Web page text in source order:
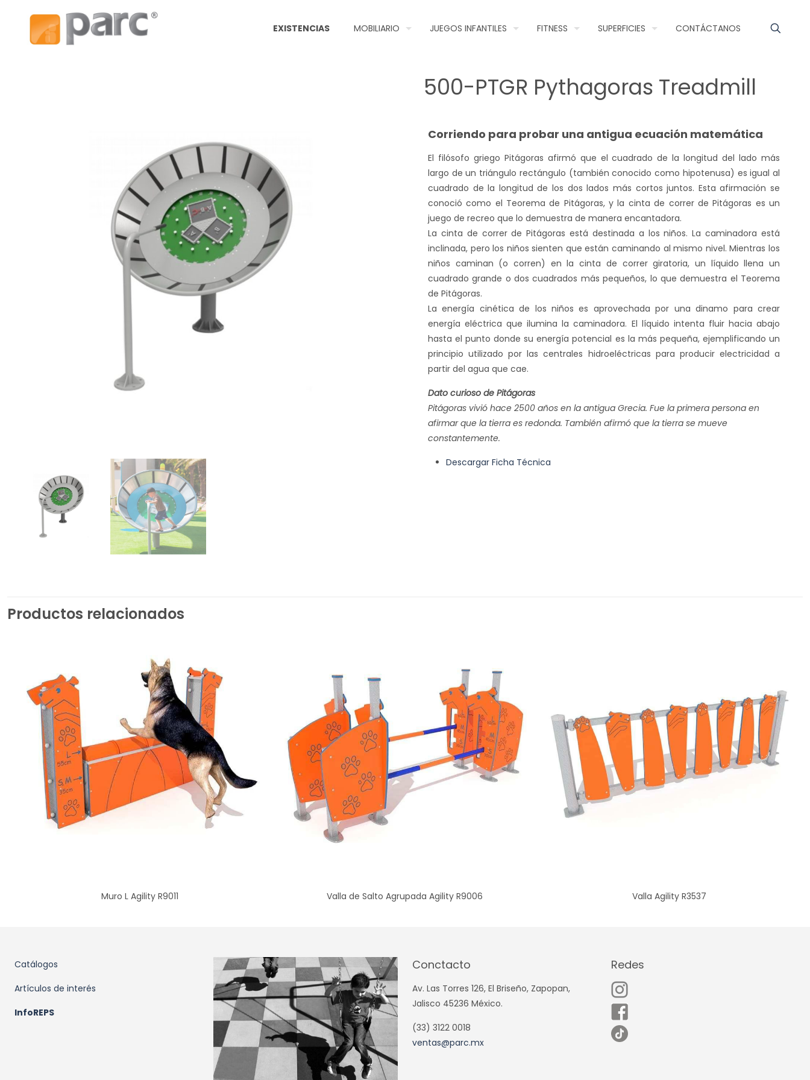
EXISTENCIAS MOBILIARIO JUEGOS INFANTILES FITNESS SUPERFICIES CONTÁCTANOS
500-PTGR Pythagoras Treadmill
Corriendo para probar una antigua ecuación matemática
El filósofo griego Pitágoras afirmó que el cuadrado de la longitud del lado más
largo de un triángulo rectángulo (también conocido como hipotenusa) es igual al
cuadrado de la longitud de los dos lados más cortos juntos. Esta afirmación se
conoció como el Teorema de Pitágoras, y la cinta de correr de Pitágoras es un
juego de recreo que lo demuestra de manera encantadora.
La cinta de correr de Pitágoras está destinada a los niños. La caminadora está
inclinada, pero los niños sienten que están caminando al mismo nivel. Mientras los
niños caminan (o corren) en la cinta de correr giratoria, un líquido llena un
cuadrado grande o dos cuadrados más pequeños, lo que demuestra el Teorema
de Pitágoras.
La energía cinética de los niños es aprovechada por una dinamo para crear
energía eléctrica que ilumina la caminadora. El líquido intenta fluir hacia abajo
hasta el punto donde su energía potencial es la más pequeña, ejemplificando un
principio utilizado por las centrales hidroeléctricas para producir electricidad a
partir del agua que cae.
Dato curioso de Pitágoras
Pitágoras vivió hace 2500 años en la antigua Grecia. Fue la primera persona en
afirmar que la tierra es redonda. También afirmó que la tierra se mueve
constantemente.
Descargar Ficha Técnica
Productos relacionados
Muro L Agility R9011 Valla de Salto Agrupada Agility R9006 Valla Agility R3537
Catálogos
Artículos de interés
InfoREPS
Conctacto
Av. Las Torres 126, El Briseño, Zapopan,
Jalisco 45236 México.
(33) 3122 0018
ventas@parc.mx
Redes